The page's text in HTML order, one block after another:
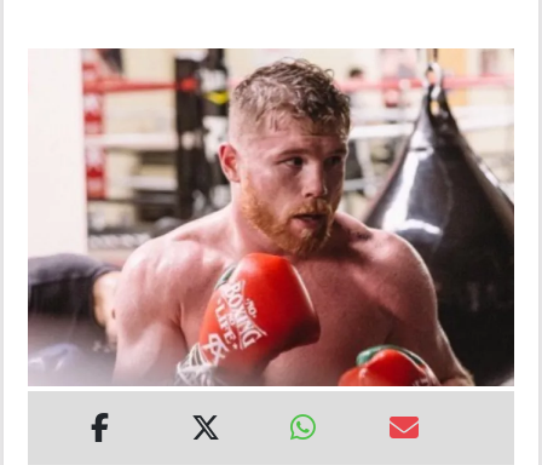
DEPORTES
INSÓLITAS
MULTIMEDIA
IMPRESO